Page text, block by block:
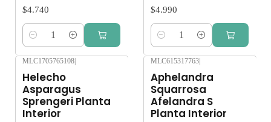
$4.740
Cantidad
$4.990
Cantidad
MLC1705765108
Helecho
Asparagus
Sprengeri Planta
Interior
MLC615317763
Aphelandra
Squarrosa
Afelandra S
Planta Interior